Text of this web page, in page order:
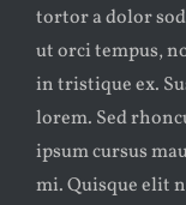
tortor a dolor
ut orci tempus,
in tristique ex.
lorem. Sed
ipsum cursus
mi. Quisque elit